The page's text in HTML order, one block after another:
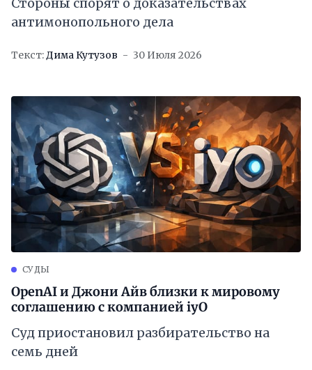
Стороны спорят о доказательствах
антимонопольного дела
Текст:Дима Кутузов 30 Июля 2026
СУДЫ
OpenAI и Джони Айв близки к мировому
соглашению с компанией iyO
Суд приостановил разбирательство на
семь дней